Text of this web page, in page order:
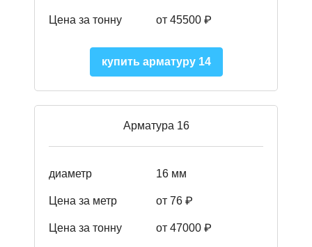
Цена за тонну от 45500 ₽
купить арматуру 14
Арматура 16
диаметр 16 мм
Цена за метр от 76 ₽
Цена за тонну от 47000 ₽